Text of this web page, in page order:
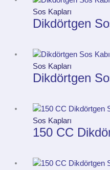
Sos Kapları
Dikdörtgen
Sos Kapları
Dikdörtgen
Sos Kapları
150 CC